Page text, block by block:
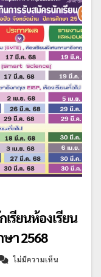
รียนห้องเรียน
า 2568
ไม่มีความเห็น